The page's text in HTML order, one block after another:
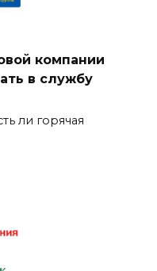
компании
в службу
ли горячая